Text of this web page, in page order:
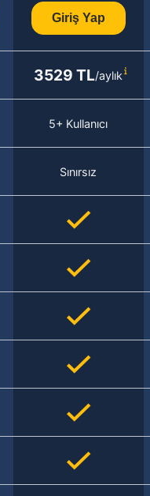
Giriş Yap
3529 TL/aylık
5+ Kullanıcı
Sınırsız